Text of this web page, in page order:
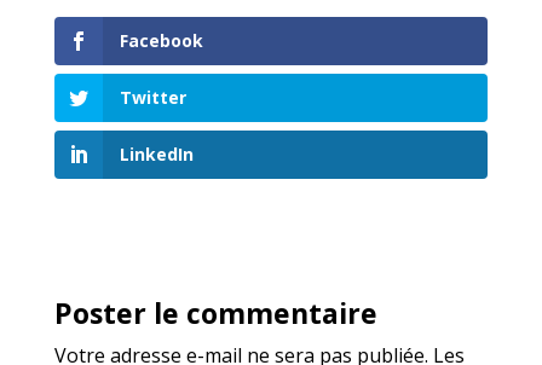
Facebook
Twitter
LinkedIn
Poster le commentaire
Votre adresse e-mail ne sera pas publiée. Les